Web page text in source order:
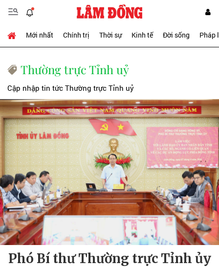
Mới nhất Chính trị Thời sự Kinh tế Đời sống Pháp
Thường trực Tỉnh uỷ
Cập nhập tin tức Thường trực Tỉnh uỷ
Phó Bí thư Thường trực Tỉnh ủy